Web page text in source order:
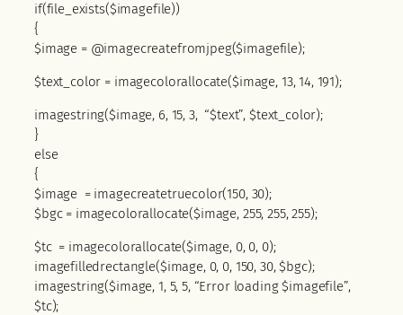
if(file_exists($imagefile))
{
$image = @imagecreatefromjpeg($imagefile);
$text_color = imagecolorallocate($image, 13, 14, 191);
imagestring($image, 6, 15, 3, “$text”, $text_color);
}
else
{
$image = imagecreatetruecolor(150, 30);
$bgc = imagecolorallocate($image, 255, 255, 255);
$tc = imagecolorallocate($image, 0, 0, 0);
imagefilledrectangle($image, 0, 0, 150, 30, $bgc);
imagestring($image, 1, 5, 5, “Error loading $imagefile”,
$tc);